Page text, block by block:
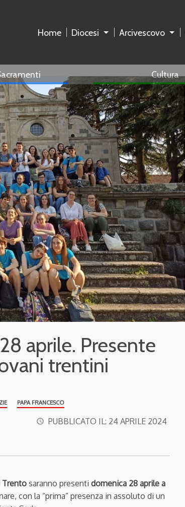
Home Diocesi Arcivescovo
Cultura
aprile. Presente
trentini
PAPA FRANCESCO
access_time PUBBLICATO IL: 24 APRILE 2024
Trento saranno presenti domenica 28 aprile a
con la “prima” presenza in assoluto di un